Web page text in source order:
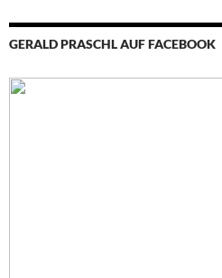
GERALD PRASCHL AUF FACEBOOK